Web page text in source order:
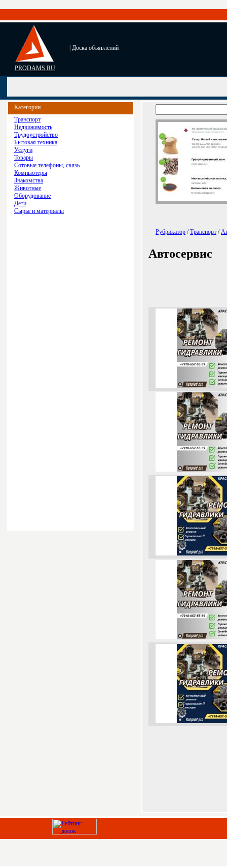
PRODAMS.RU
| Доска объявлений
Категории
Транспорт
Недвижимость
Трудоустройство
Бытовая техника
Услуги
Товары
Сотовые телефоны, связь
Компьютеры
Знакомства
Животные
Оборудование
Дети
Сырье и материалы
Рубрикатор /Транспорт /
Автосервис